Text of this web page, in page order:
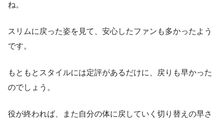
ね。
スリムに戻った姿を見て、安心したファンも多かったよう
です。
もともとスタイルには定評があるだけに、戻りも早かった
のでしょう。
役が終われば、また自分の体に戻していく切り替えの早さ